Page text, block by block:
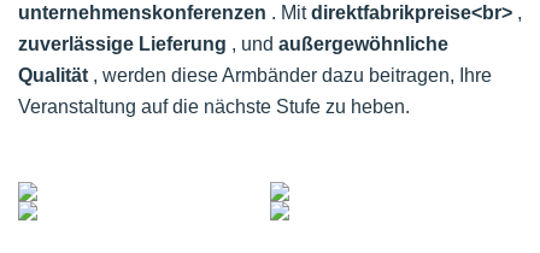
unternehmenskonferenzen . Mitdirektfabrikpreise<br> ,
zuverlässige Lieferung , und außergewöhnliche
Qualität , werden diese Armbänder dazu beitragen, Ihre
Veranstaltung auf die nächste Stufe zu heben.